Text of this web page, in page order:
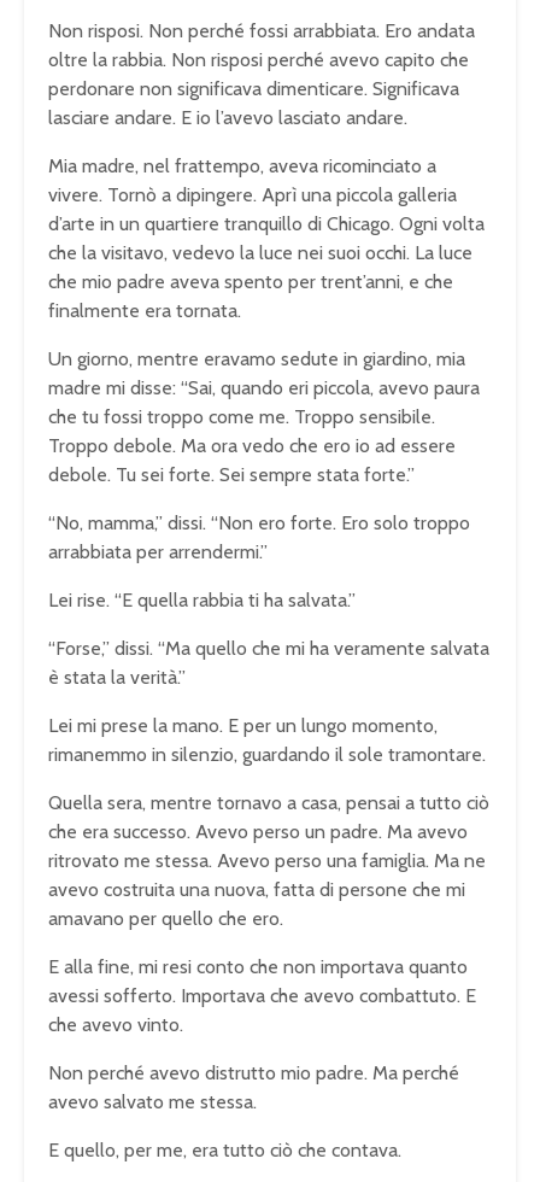
Non risposi. Non perché fossi arrabbiata. Ero andata
oltre la rabbia. Non risposi perché avevo capito che
perdonare non significava dimenticare. Significava
lasciare andare. E io l’avevo lasciato andare.
Mia madre, nel frattempo, aveva ricominciato a
vivere. Tornò a dipingere. Aprì una piccola galleria
d’arte in un quartiere tranquillo di Chicago. Ogni volta
che la visitavo, vedevo la luce nei suoi occhi. La luce
che mio padre aveva spento per trent’anni, e che
finalmente era tornata.
Un giorno, mentre eravamo sedute in giardino, mia
madre mi disse: “Sai, quando eri piccola, avevo paura
che tu fossi troppo come me. Troppo sensibile.
Troppo debole. Ma ora vedo che ero io ad essere
debole. Tu sei forte. Sei sempre stata forte.”
“No, mamma,” dissi. “Non ero forte. Ero solo troppo
arrabbiata per arrendermi.”
Lei rise. “E quella rabbia ti ha salvata.”
“Forse,” dissi. “Ma quello che mi ha veramente salvata
è stata la verità.”
Lei mi prese la mano. E per un lungo momento,
rimanemmo in silenzio, guardando il sole tramontare.
Quella sera, mentre tornavo a casa, pensai a tutto ciò
che era successo. Avevo perso un padre. Ma avevo
ritrovato me stessa. Avevo perso una famiglia. Ma ne
avevo costruita una nuova, fatta di persone che mi
amavano per quello che ero.
E alla fine, mi resi conto che non importava quanto
avessi sofferto. Importava che avevo combattuto. E
che avevo vinto.
Non perché avevo distrutto mio padre. Ma perché
avevo salvato me stessa.
E quello, per me, era tutto ciò che contava.